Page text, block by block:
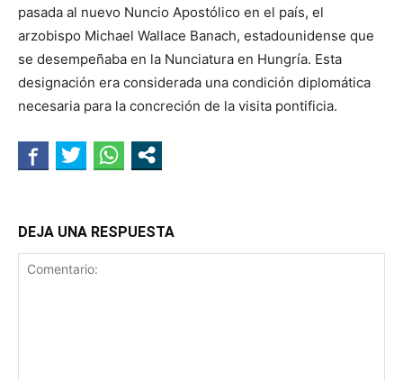
pasada al nuevo Nuncio Apostólico en el país, el
arzobispo Michael Wallace Banach, estadounidense que
se desempeñaba en la Nunciatura en Hungría. Esta
designación era considerada una condición diplomática
necesaria para la concreción de la visita pontificia.
DEJA UNA RESPUESTA